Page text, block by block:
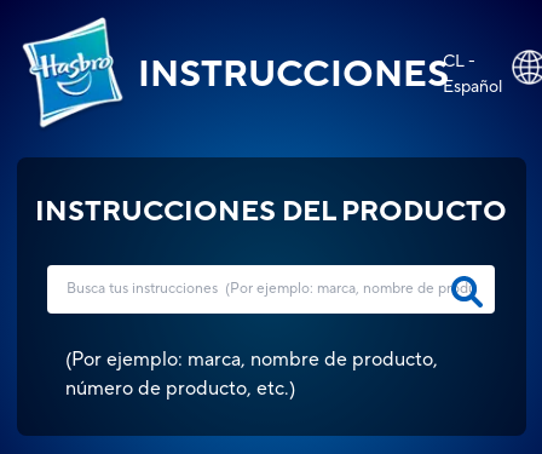
INSTRUCCIONESCL -
Español
INSTRUCCIONES DEL PRODUCTO
(Por ejemplo: marca, nombre de producto,
número de producto, etc.)